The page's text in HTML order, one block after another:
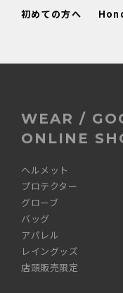
初めての方へ
WEAR /
ONLINE
ヘルメット
プロテクター
グローブ
バッグ
アパレル
レイングッズ
店頭販売限定